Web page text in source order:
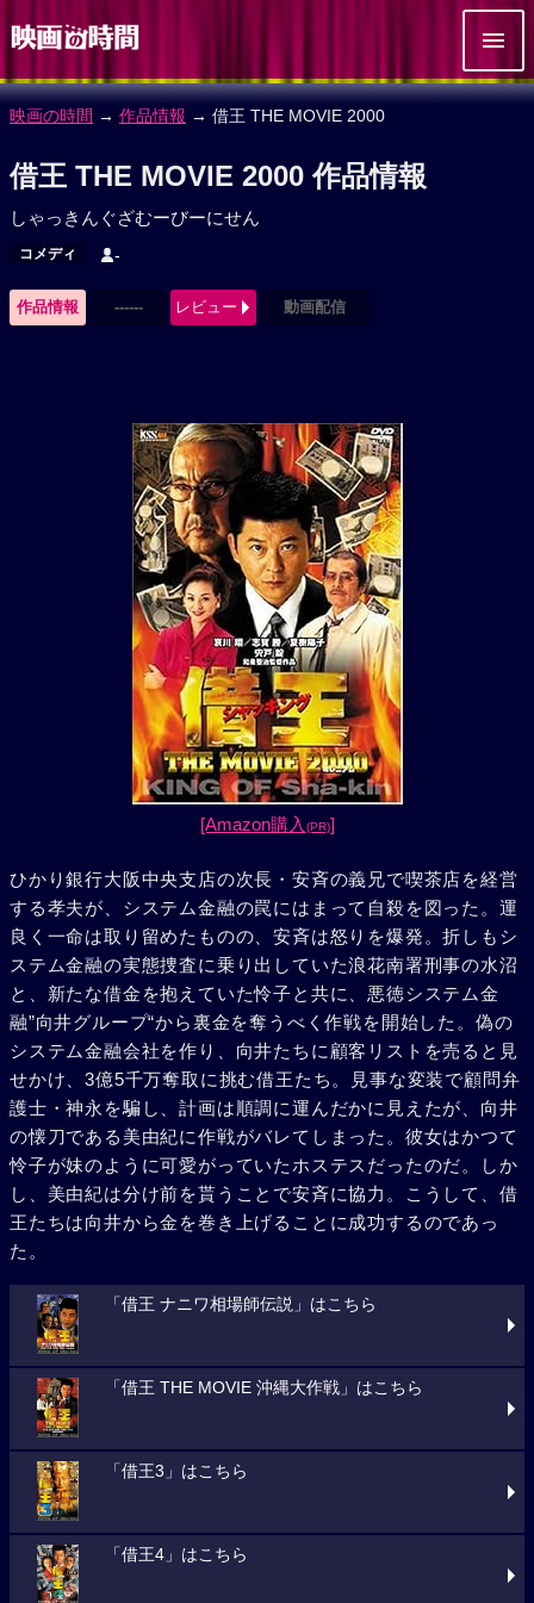
映画の時間 → 作品情報 → 借王 THE MOVIE 2000
借王 THE MOVIE 2000 作品情報
しゃっきんぐざむーびーにせん
コメディ -
作品情報 ------ レビュー 動画配信
[Amazon購入 (PR)]
ひかり銀行大阪中央支店の次長・安斉の義兄で喫茶店を経営
する孝夫が、システム金融の罠にはまって自殺を図った。運
良く一命は取り留めたものの、安斉は怒りを爆発。折しもシ
ステム金融の実態捜査に乗り出していた浪花南署刑事の水沼
と、新たな借金を抱えていた怜子と共に、悪徳システム金
融”向井グループ“から裏金を奪うべく作戦を開始した。偽の
システム金融会社を作り、向井たちに顧客リストを売ると見
せかけ、3億5千万奪取に挑む借王たち。見事な変装で顧問弁
護士・神永を騙し、計画は順調に運んだかに見えたが、向井
の懐刀である美由紀に作戦がバレてしまった。彼女はかつて
怜子が妹のように可愛がっていたホステスだったのだ。しか
し、美由紀は分け前を貰うことで安斉に協力。こうして、借
王たちは向井から金を巻き上げることに成功するのであっ
た。
「借王 ナニワ相場師伝説」はこちら
「借王 THE MOVIE 沖縄大作戦」はこちら
「借王3」はこちら
「借王4」はこちら